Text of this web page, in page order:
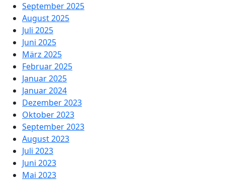
September 2025
August 2025
Juli 2025
Juni 2025
März 2025
Februar 2025
Januar 2025
Januar 2024
Dezember 2023
Oktober 2023
September 2023
August 2023
Juli 2023
Juni 2023
Mai 2023